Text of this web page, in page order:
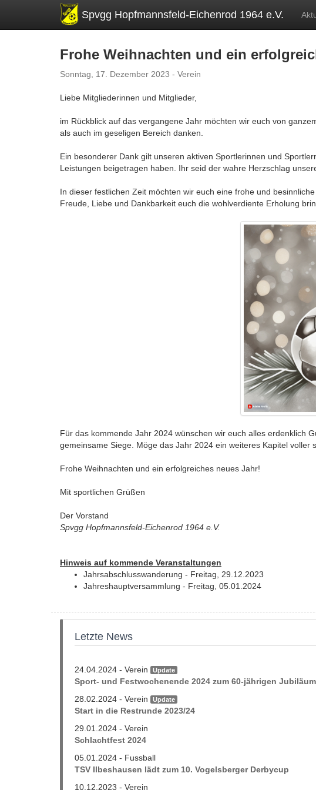
Spvgg Hopfmannsfeld-Eichenrod 1964 e.V.
Frohe Weihnachten und ein
Sonntag, 17. Dezember 2023 - Verein
Liebe Mitgliederinnen und Mitglieder,
im Rückblick auf das vergangene Jahr möchten wir euch von
als auch im geseligen Bereich danken.
Ein besonderer Dank gilt unseren aktiven Sportlerinnen und
Leistungen beigetragen haben. Ihr seid der wahre Herzschlag
In dieser festlichen Zeit möchten wir euch eine frohe und
Freude, Liebe und Dankbarkeit euch die wohlverdiente Erholung
Für das kommende Jahr 2024 wünschen wir euch alles erdenklich
gemeinsame Siege. Möge das Jahr 2024 ein weiteres Kapitel voller
Frohe Weihnachten und ein erfolgreiches neues Jahr!
Mit sportlichen Grüßen
Der Vorstand
Spvgg Hopfmannsfeld-Eichenrod 1964 e.V.
Hinweis auf kommende Veranstaltungen
Jahrsabschlusswanderung - Freitag, 29.12.2023
Jahreshauptversammlung - Freitag, 05.01.2024
Letzte News
24.04.2024 - Verein Update
Sport- und Festwochenende 2024 zum 60-jährigen Jubiläum
28.02.2024 - Verein
Update
Start in die Restrunde 2023/24
29.01.2024 - Verein
Schlachtfest 2024
05.01.2024 - Fussball
TSV Ilbeshausen lädt zum 10. Vogelsberger Derbycup
10.12.2023 - Verein